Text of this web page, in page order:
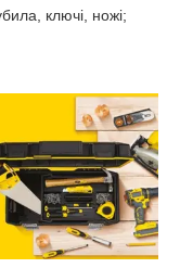
ключі, ножі;